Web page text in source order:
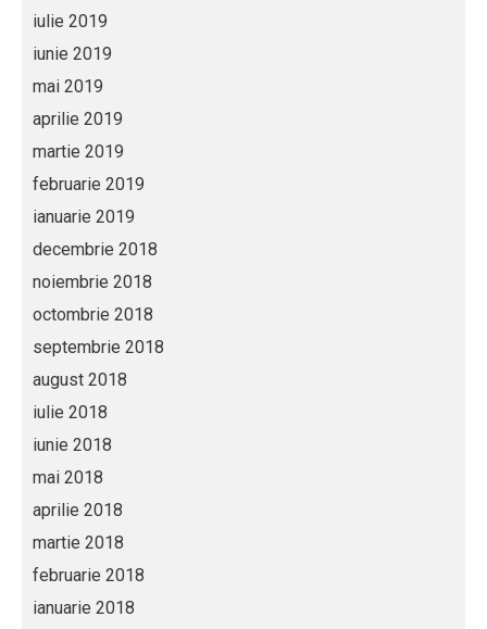
iulie 2019
iunie 2019
mai 2019
aprilie 2019
martie 2019
februarie 2019
ianuarie 2019
decembrie 2018
noiembrie 2018
octombrie 2018
septembrie 2018
august 2018
iulie 2018
iunie 2018
mai 2018
aprilie 2018
martie 2018
februarie 2018
ianuarie 2018